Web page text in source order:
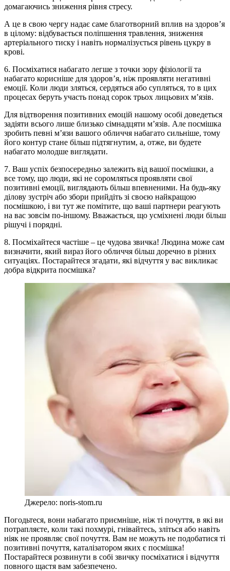
домагаючись зниження рівня стресу.
А це в свою чергу надає саме благотворний вплив на здоров’я
в цілому: відбувається поліпшення травлення, зниження
артеріального тиску і навіть нормалізується рівень цукру в
крові.
6. Посміхатися набагато легше з точки зору фізіології та
набагато корисніше для здоров’я, ніж проявляти негативні
емоції. Коли люди зляться, сердяться або супляться, то в цих
процесах беруть участь понад сорок трьох лицьових м’язів.
Для відтворення позитивних емоцій нашому особі доведеться
задіяти всього лише близько сімнадцяти м’язів. Але посмішка
зробить певні м’язи вашого обличчя набагато сильніше, тому
його контур стане більш підтягнутим, а, отже, ви будете
набагато молодше виглядати.
7. Ваш успіх безпосередньо залежить від вашої посмішки, а
все тому, що люди, які не соромляться проявляти свої
позитивні емоції, виглядають більш впевненими. На будь-яку
ділову зустріч або збори прийдіть зі своєю найкращою
посмішкою, і ви тут же помітите, що ваші партнери реагують
на вас зовсім по-іншому. Вважається, що усміхнені люди більш
рішучі і порядні.
8. Посміхайтеся частіше – це чудова звичка! Людина може сам
визначити, який вираз його обличчя більш доречно в різних
ситуаціях. Постарайтеся згадати, які відчуття у вас викликає
добра відкрита посмішка?
Джерело: noris-stom.ru
Погодьтеся, вони набагато приємніше, ніж ті почуття, в які ви
потрапляєте, коли такі похмурі, гнівайтесь, зліться або навіть
ніяк не проявляє свої почуття. Вам не можуть не подобатися ті
позитивні почуття, каталізатором яких є посмішка!
Постарайтеся розвинути в собі звичку посміхатися і відчуття
повного щастя вам забезпечено.